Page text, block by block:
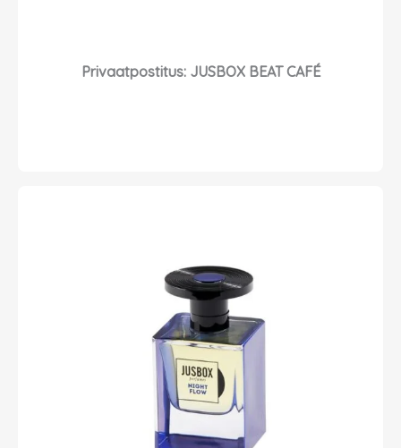
Privaatpostitus: JUSBOX BEAT CAFÉ